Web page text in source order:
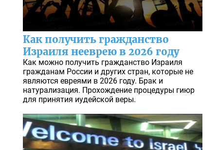
Как получить гражданство
Израиля нееврею в 2026 году
Как можно получить гражданство Израиля
гражданам России и других стран, которые не
являются евреями в 2026 году. Брак и
натурализация. Прохождение процедуры гиюр
для принятия иудейской веры.